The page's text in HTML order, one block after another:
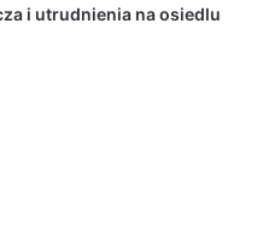
i utrudnienia na osiedlu